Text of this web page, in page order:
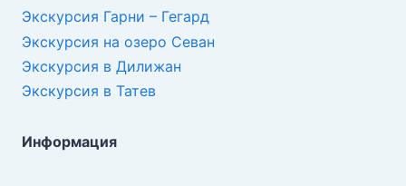
Экскурсия Гарни – Гегард
Экскурсия на озеро Севан
Экскурсия в Дилижан
Экскурсия в Татев
Информация